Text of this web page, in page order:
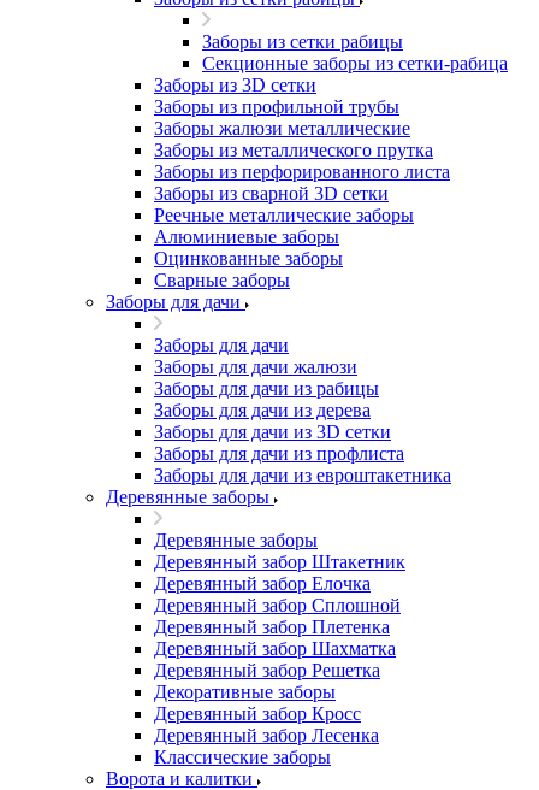
Заборы из сетки рабицы
Секционные заборы из сетки-рабица
Заборы из 3D сетки
Заборы из профильной трубы
Заборы жалюзи металлические
Заборы из металлического прутка
Заборы из перфорированного листа
Заборы из сварной 3D сетки
Реечные металлические заборы
Алюминиевые заборы
Оцинкованные заборы
Сварные заборы
Заборы для дачи
Заборы для дачи
Заборы для дачи жалюзи
Заборы для дачи из рабицы
Заборы для дачи из дерева
Заборы для дачи из 3D сетки
Заборы для дачи из профлиста
Заборы для дачи из евроштакетника
Деревянные заборы
Деревянные заборы
Деревянный забор Штакетник
Деревянный забор Елочка
Деревянный забор Сплошной
Деревянный забор Плетенка
Деревянный забор Шахматка
Деревянный забор Решетка
Декоративные заборы
Деревянный забор Кросс
Деревянный забор Лесенка
Классические заборы
Ворота и калитки